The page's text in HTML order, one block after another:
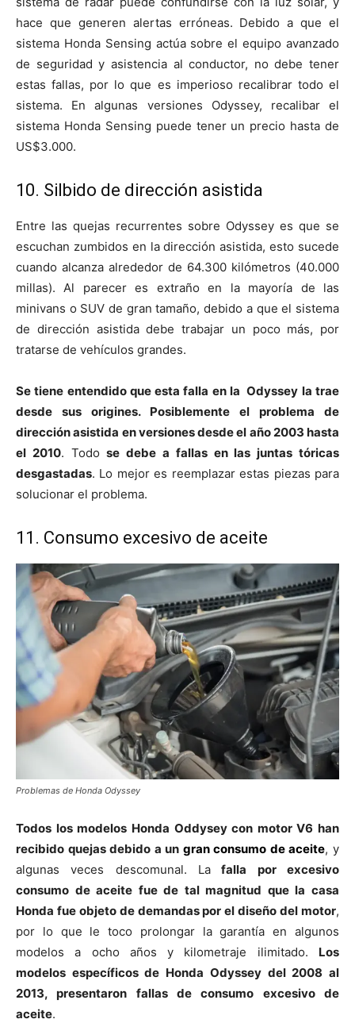
hace que generen alertas erróneas. Debido a que el
sistema Honda Sensing actúa sobre el equipo avanzado
de seguridad y asistencia al conductor, no debe tener
estas fallas, por lo que es imperioso recalibrar todo el
sistema. En algunas versiones Odyssey, recalibar el
sistema Honda Sensing puede tener un precio hasta de
US$3.000.
10. Silbido de dirección asistida
Entre las quejas recurrentes sobre Odyssey es que se
escuchan zumbidos en la dirección asistida, esto sucede
cuando alcanza alrededor de 64.300 kilómetros (40.000
millas). Al parecer es extraño en la mayoría de las
minivans o SUV de gran tamaño, debido a que el sistema
de dirección asistida debe trabajar un poco más, por
tratarse de vehículos grandes.
Se tiene entendido que esta falla en la Odyssey la trae
desde sus origines. Posiblemente el problema de
dirección asistida en versiones desde el año 2003 hasta
el 2010. Todose debe a fallas en las juntas tóricas
desgastadas. Lo mejor es reemplazar estas piezas para
solucionar el problema.
11. Consumo excesivo de aceite
Problemas de Honda Odyssey
Todos los modelos Honda Oddysey con motor V6 han
recibido quejas debido a un gran consumo de aceite, y
algunas veces descomunal. La falla por excesivo
consumo de aceite fue de tal magnitud que la casa
Honda fue objeto de demandas por el diseño del motor,
por lo que le toco prolongar la garantía en algunos
modelos a ocho años y kilometraje ilimitado. Los
modelos específicos de Honda Odyssey del 2008 al
2013, presentaron fallas de consumo excesivo de
aceite.